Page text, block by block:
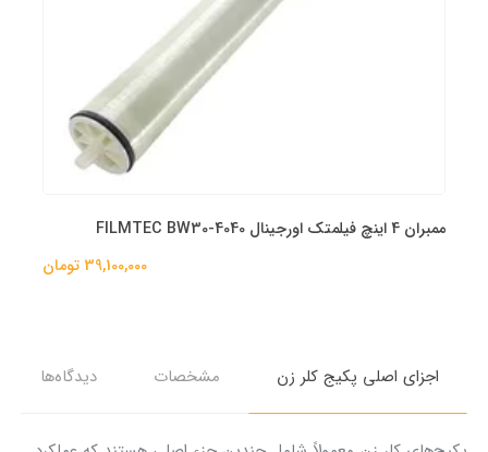
ممبران 4 اینچ فیلمتک اورجینال FILMTEC BW30-4040
39,100,000 تومان
اجزای اصلی پکیج کلر زن مشخصات دیدگاه‌ها